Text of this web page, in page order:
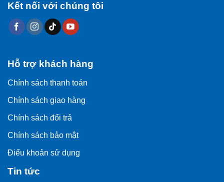
Kết nối với chúng tôi
Hỗ trợ khách hàng
Chính sách thanh toán
Chính sách giao hàng
Chính sách đổi trả
Chính sách bảo mật
Điểu khoản sử dụng
Tin tức